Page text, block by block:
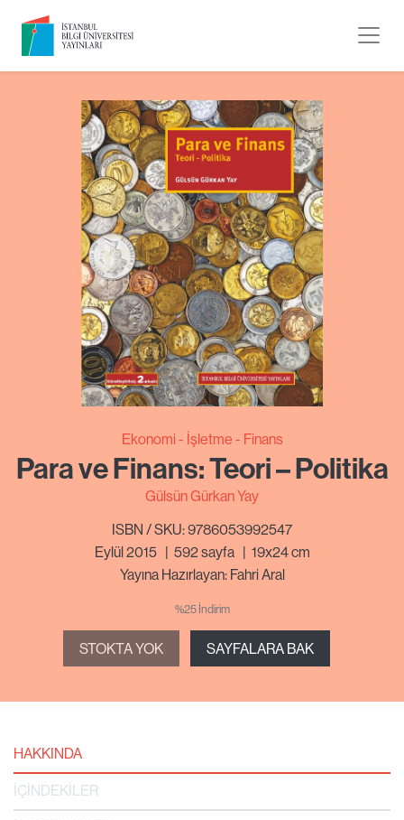
Ekonomi - İşletme - Finans
Para ve Finans: Teori – Politika
Gülsün Gürkan Yay
ISBN / SKU: 9786053992547
Eylül 2015 | 592sayfa | 19x24 cm
Yayına Hazırlayan: Fahri Aral
%25 İndirim
STOKTA YOK SAYFALARA BAK
HAKKINDA
İÇİNDEKİLER